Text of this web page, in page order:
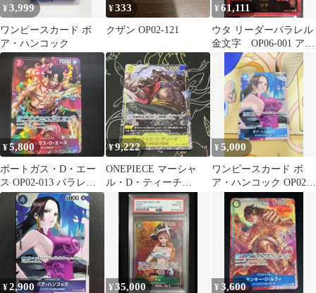
¥3,999
ワンピースカード ボ
ア・ハンコック
¥333
クザン OP02-121
¥61,111
ウタ リーダーパラレル
金文字 OP06-001 アニ
メ 25th コレクション
¥5,800
ポートガス・D・エー
ス OP02-013 パラレル
SR 頂上決戦
¥9,222
ONEPIECE マーシャ
ル・D・ティーチ
【OP16-119】 SEC★
¥5,000
ワンピースカード ボ
ア・ハンコック OP02-
¥2,900 ¥35,000 ¥3,600